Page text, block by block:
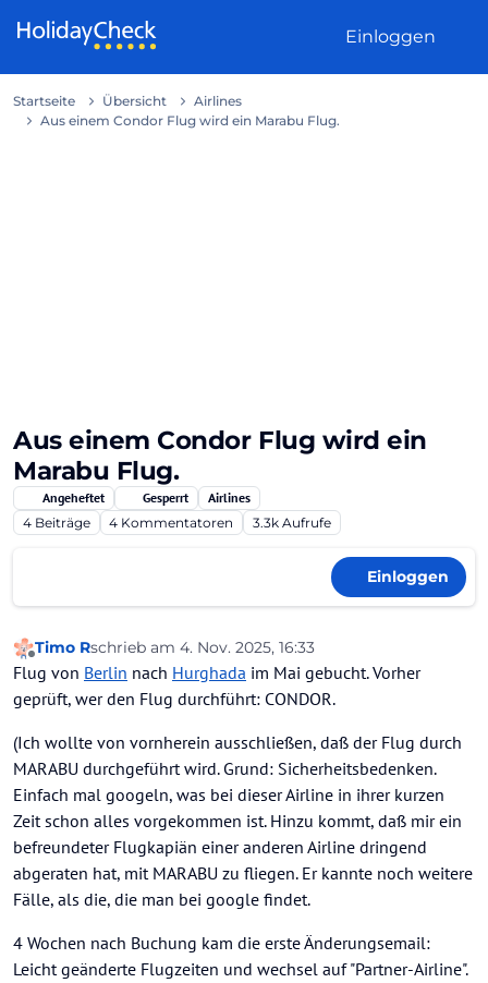
Einloggen
Startseite Übersicht
Airlines
Aus einem Condor Flug wird ein Marabu Flug.
Aus einem Condor Flug wird ein
Marabu Flug.
Angeheftet Gesperrt
Airlines
4 Beiträge 4 Kommentatoren 3.3k Aufrufe
Einloggen
Offline
Timo Rschrieb am 4. Nov. 2025, 16:33
zuletzt editiert von
Flug von Berlin nach Hurghada im Mai gebucht. Vorher
geprüft, wer den Flug durchführt: CONDOR.
(Ich wollte von vornherein ausschließen, daß der Flug durch
MARABU durchgeführt wird. Grund: Sicherheitsbedenken.
Einfach mal googeln, was bei dieser Airline in ihrer kurzen
Zeit schon alles vorgekommen ist. Hinzu kommt, daß mir ein
befreundeter Flugkapiän einer anderen Airline dringend
abgeraten hat, mit MARABU zu fliegen. Er kannte noch weitere
Fälle, als die, die man bei google findet.
4 Wochen nach Buchung kam die erste Änderungsemail:
Leicht geänderte Flugzeiten und wechsel auf "Partner-Airline".